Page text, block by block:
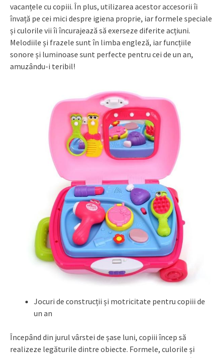
vacanțele cu copiii. În plus, utilizarea acestor accesorii îi
învață pe cei mici despre igiena proprie, iar formele speciale
și culorile vii îi încurajează să exerseze diferite acțiuni.
Melodiile și frazele sunt în limba engleză, iar funcțiile
sonore și luminoase sunt perfecte pentru cei de un an,
amuzându-i teribil!
Jocuri de construcții și motricitate pentru copiii de
un an
Începând din jurul vârstei de șase luni, copiii încep să
realizeze legăturile dintre obiecte. Formele, culorile și